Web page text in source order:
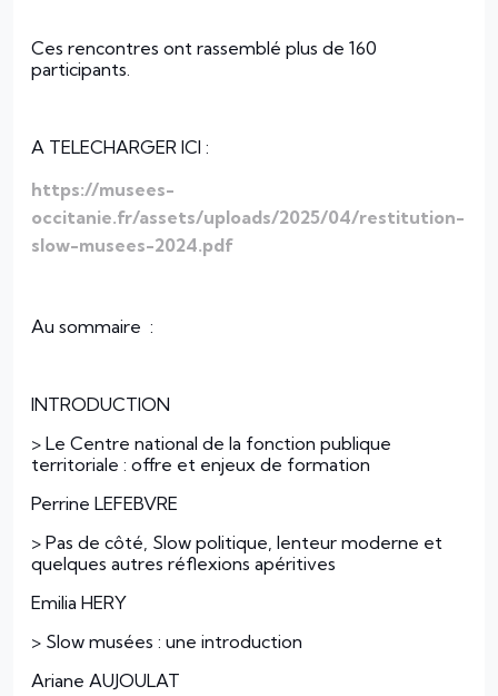
Ces rencontres ont rassemblé plus de 160
participants.
A TELECHARGER ICI :
https://musees-
occitanie.fr/assets/uploads/2025/04/restitution-
slow-musees-2024.pdf
Au sommaire :
INTRODUCTION
> Le Centre national de la fonction publique
territoriale : offre et enjeux de formation
Perrine LEFEBVRE
> Pas de côté, Slow politique, lenteur moderne et
quelques autres réflexions apéritives
Emilia HERY
> Slow musées : une introduction
Ariane AUJOULAT